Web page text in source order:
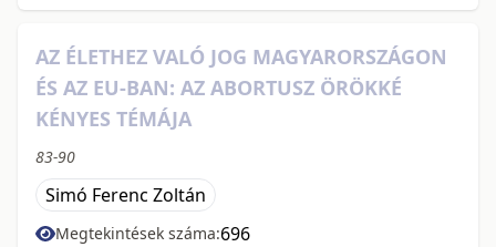
AZ ÉLETHEZ VALÓ JOG MAGYARORSZÁGON
ÉS AZ EU-BAN: AZ ABORTUSZ ÖRÖKKÉ
KÉNYES TÉMÁJA
83-90
Simó Ferenc Zoltán
Megtekintések száma:696